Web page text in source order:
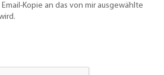
Kopie an das von mir ausgewählte